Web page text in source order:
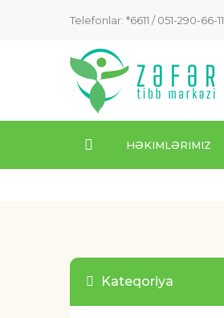
Telefonlar: *6611 /051-290-66-11
HƏKIMLƏRIMIZ
Kateqoriya